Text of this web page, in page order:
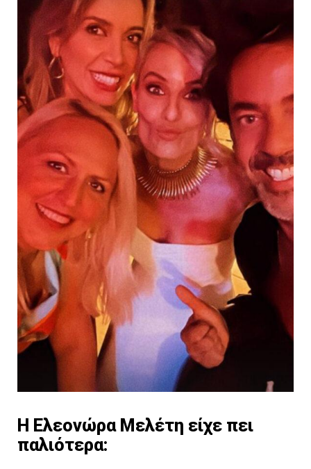
Η Ελεονώρα Μελέτη είχε πει
παλιότερα: